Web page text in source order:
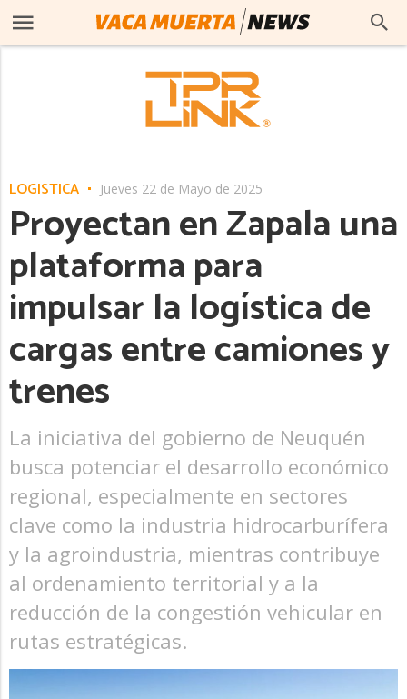
LOGÍSTICA Jueves 22 de Mayo de 2025
Proyectan en Zapala una
plataforma para
impulsar la logística de
cargas entre camiones y
trenes
La iniciativa del gobierno de Neuquén
busca potenciar el desarrollo económico
regional, especialmente en sectores
clave como la industria hidrocarburífera
y la agroindustria, mientras contribuye
al ordenamiento territorial y a la
reducción de la congestión vehicular en
rutas estratégicas.